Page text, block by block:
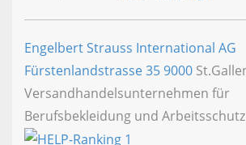
Engelbert Strauss International AG
Fürstenlandstrasse 35 9000
Versandhandelsunternehmen für
Berufsbekleidung und Arbeitsschutz